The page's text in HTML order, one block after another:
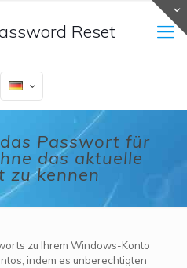
Reset
Passwort für
das aktuelle
zu kennen
zu Ihrem Windows-Konto
indem es unberechtigten